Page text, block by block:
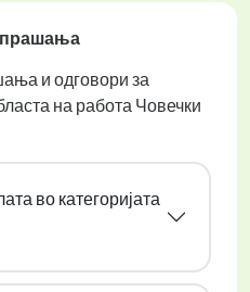
прашања
и одговори за
на работа Човечки
во категоријата